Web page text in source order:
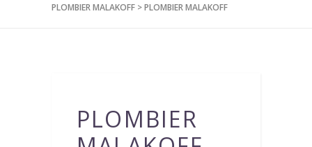
PLOMBIER MALAKOFF >PLOMBIER MALAKOFF
PLOMBIER